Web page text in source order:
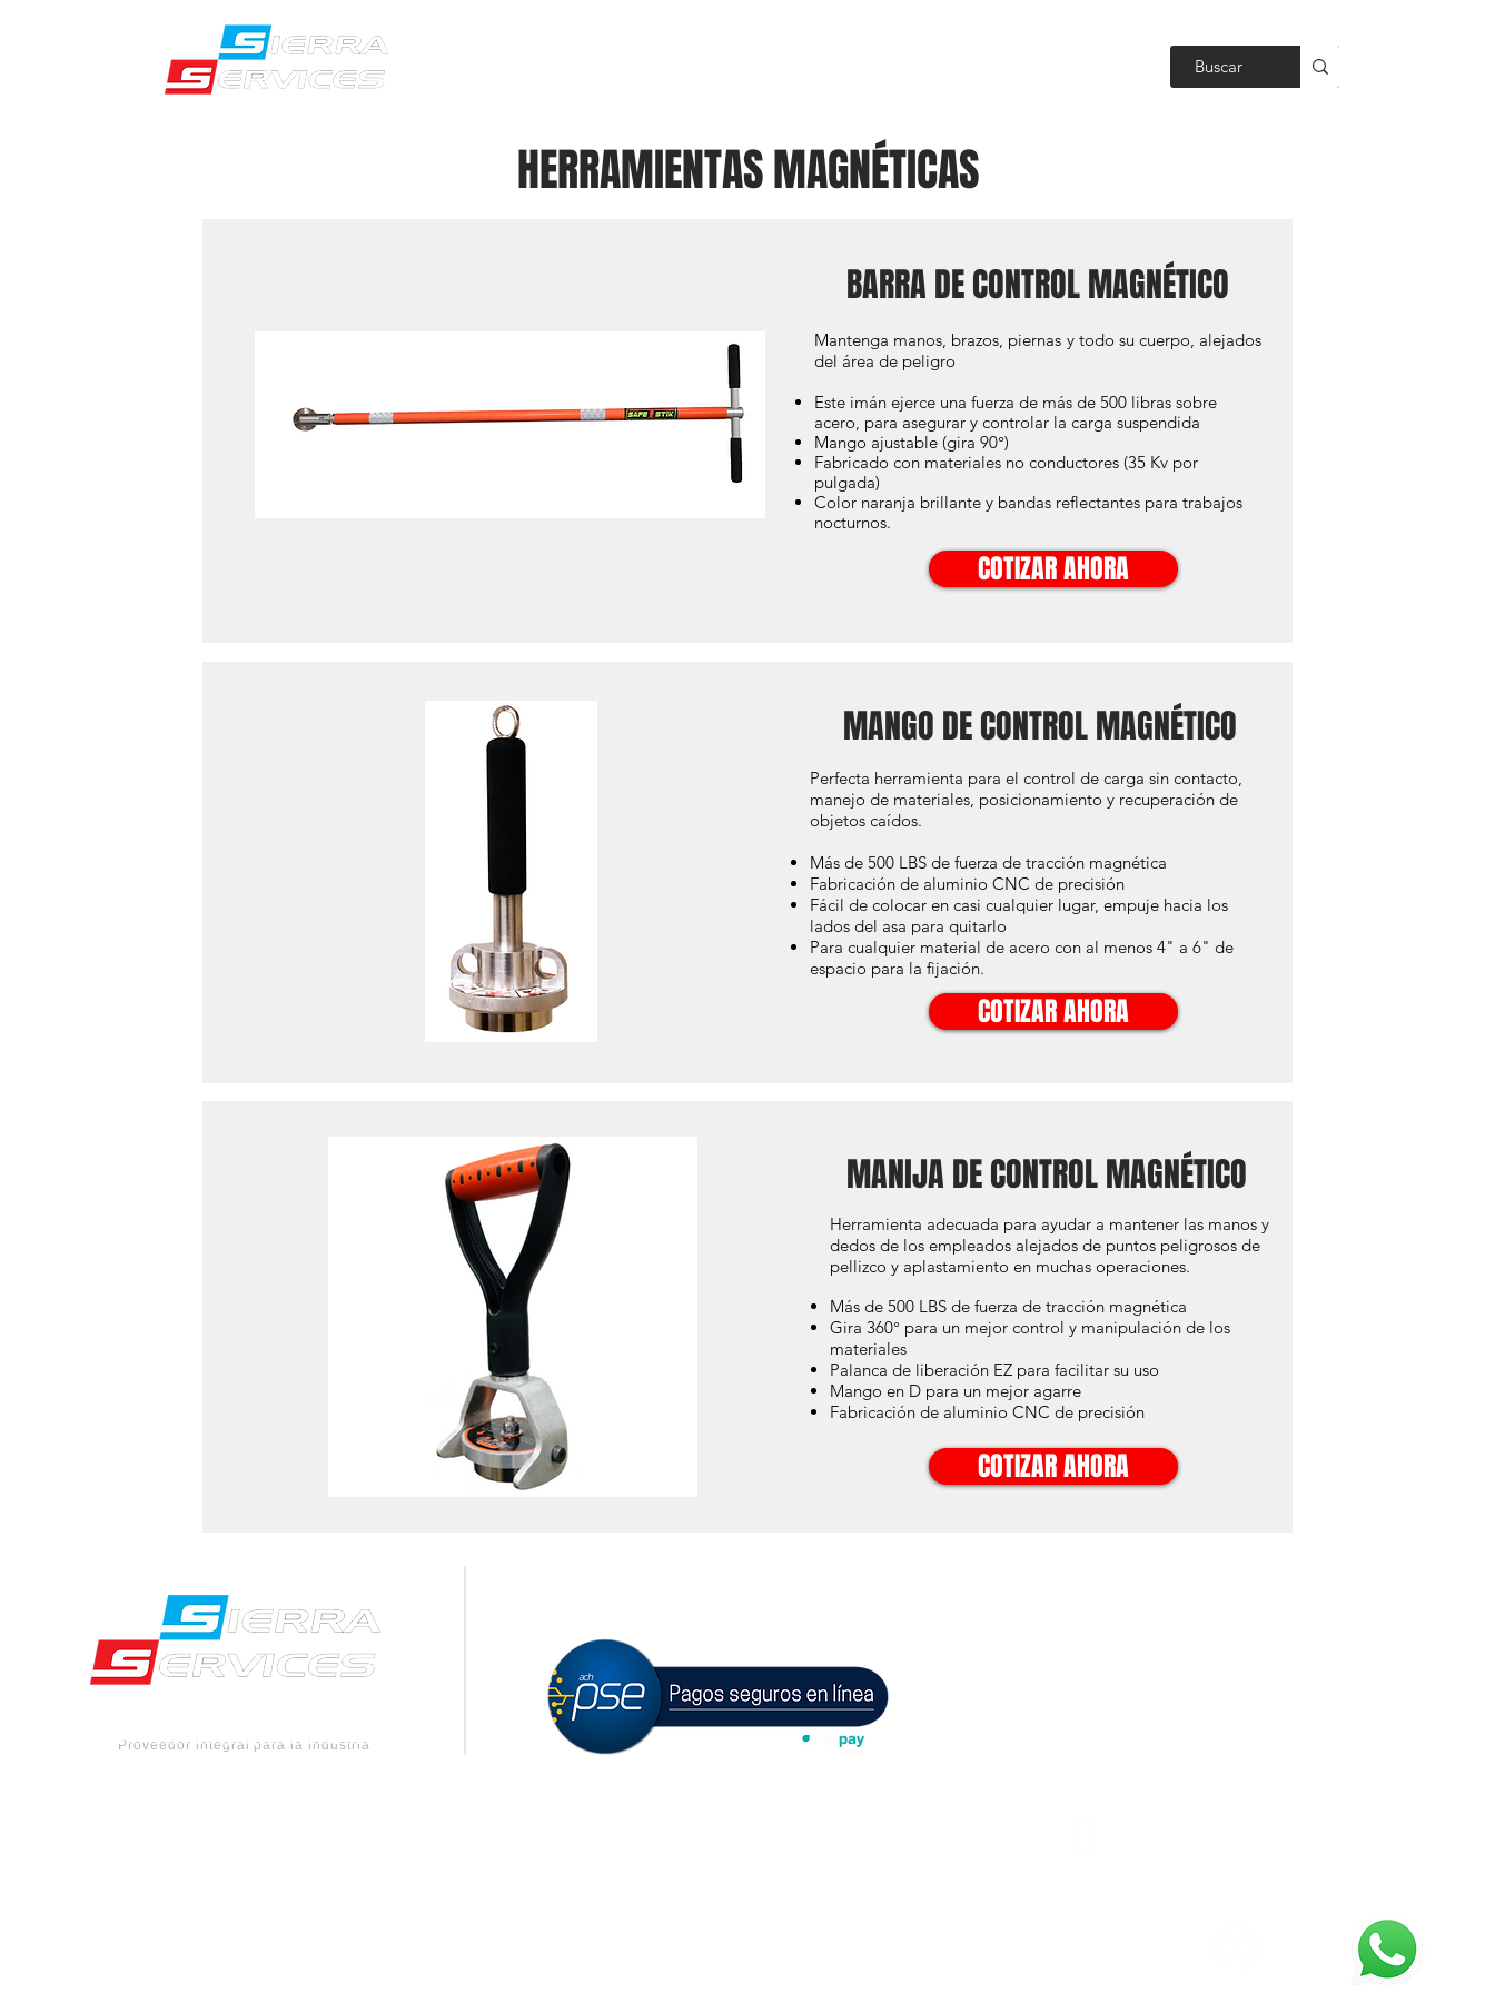
HERRAMIENTAS MAGNÉTICAS
BARRA DE CONTROL MAGNÉTICO
Mantenga manos, brazos, piernas y todo su cuerpo, alejados
del área de peligro
Este imán ejerce una fuerza de más de 500 libras sobre
acero, para asegurar y controlar la carga suspendida
Mango ajustable (gira 90°)
Fabricado con materiales no conductores (35 Kv por
pulgada)
Color naranja brillante y bandas reflectantes para trabajos
nocturnos.
COTIZAR AHORA
MANGO DE CONTROL MAGNÉTICO
Perfecta herramienta para el control de carga sin contacto,
manejo de materiales, posicionamiento y recuperación de
objetos caídos.
Más de 500 LBS de fuerza de tracción magnética
Fabricación de aluminio CNC de precisión
Fácil de colocar en casi cualquier lugar, empuje hacia los
lados del asa para quitarlo
Para cualquier material de acero con al menos 4" a 6" de
espacio para la fijación.
COTIZAR AHORA
MANIJA DE CONTROL MAGNÉTICO
Herramienta adecuada para ayudar a mantener las manos y
dedos de los empleados alejados de puntos peligrosos de
pellizco y aplastamiento en muchas operaciones.
Más de 500 LBS de fuerza de tracción magnética
Gira 360° para un mejor control y manipulación de los
materiales
Palanca de liberación EZ para facilitar su uso
Mango en D para un mejor agarre
Fabricación de aluminio CNC de precisión
COTIZAR AHORA
Proveedor integral para la industria